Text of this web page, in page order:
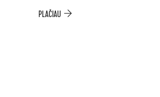
PLAČIAU